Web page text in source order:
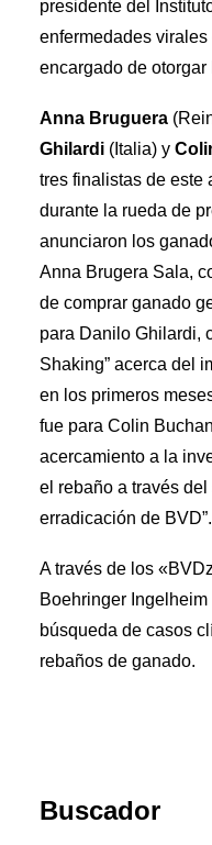
presidente del
enfermedades
encargado de
Anna Bruguera
Ghilardi (Italia) y
tres finalistas de este
durante la rueda de
anunciaron los
Anna Brugera Sala,
de comprar ganado
para Danilo Ghilardi,
Shaking” acerca del
en los primeros
fue para Colin
acercamiento a la
el rebaño a través
erradicación de BVD”.
A través de los
Boehringer
búsqueda de casos
rebaños de ganado.
Buscador